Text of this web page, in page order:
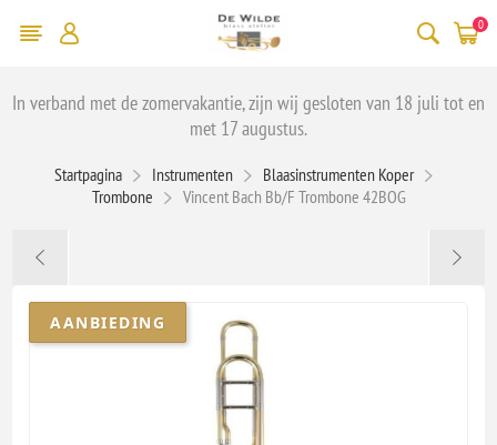
0
In verband met de zomervakantie, zijn wij gesloten van 18 juli tot en
met 17 augustus.
Startpagina Instrumenten
Blaasinstrumenten Koper
Trombone
Vincent Bach Bb/F Trombone 42BOG
AANBIEDING